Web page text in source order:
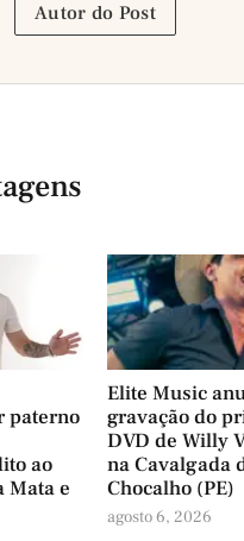
Autor do Post
paterno
ao
Mata e
Elite Music
gravação do
DVD de Willy
na Cavalgada
Chocalho (PE)
agosto 6, 2026